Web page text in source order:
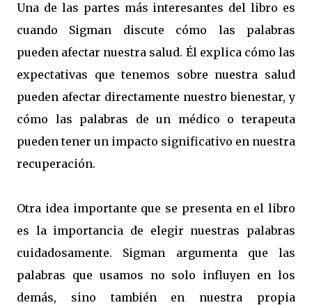
Una de las partes más interesantes del libro es
cuando Sigman discute cómo las palabras
pueden afectar nuestra salud. Él explica cómo las
expectativas que tenemos sobre nuestra salud
pueden afectar directamente nuestro bienestar, y
cómo las palabras de un médico o terapeuta
pueden tener un impacto significativo en nuestra
recuperación.
Otra idea importante que se presenta en el libro
es la importancia de elegir nuestras palabras
cuidadosamente. Sigman argumenta que las
palabras que usamos no solo influyen en los
demás, sino también en nuestra propia